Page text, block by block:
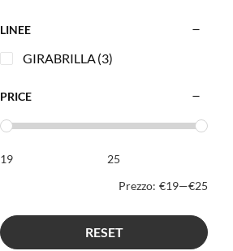
LINEE
GIRABRILLA(3)
PRICE
Prezzo: €19—€25
RESET